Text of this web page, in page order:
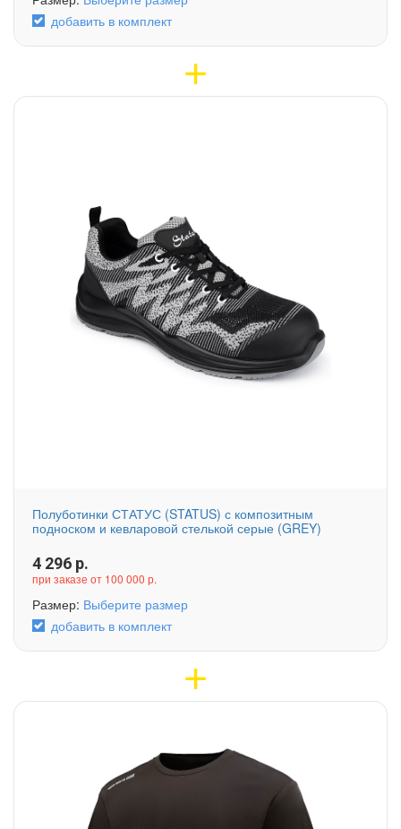
добавить в комплект
Полуботинки СТАТУС (STATUS) с композитным
подноском и кевларовой стелькой серые (GREY)
4 296 р.
при заказе от 100 000 р.
Размер: Выберите размер
добавить в комплект